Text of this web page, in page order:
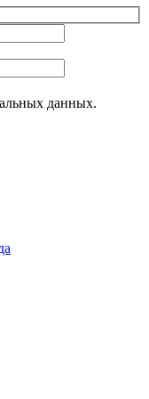
данных.